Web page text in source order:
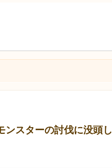
スターの討伐に没頭